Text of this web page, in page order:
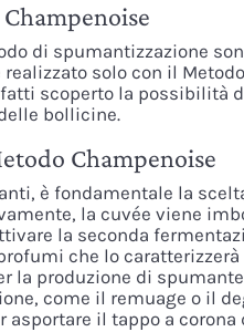
di spumantizzazione
solo con il
scoperto la possibilità
bollicine.
Champenoise
è fondamentale la
la cuvée viene
la seconda
che lo
la produzione di
come il remuage o il
asportare il tappo a